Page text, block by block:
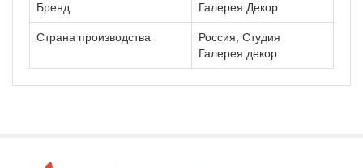
Бренд Галерея Декор
Страна производства
Россия, Студия
Галерея декор